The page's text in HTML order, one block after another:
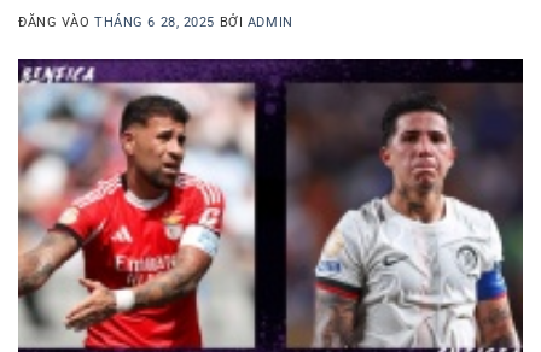
ĐĂNG VÀOTHÁNG 6 28, 2025 BỞI ADMIN